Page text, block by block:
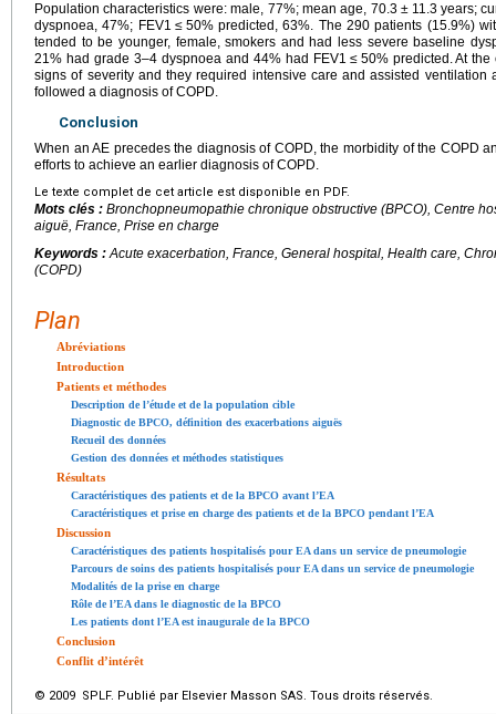
Population characteristics were: male, 77%; mean age, 70.3 ± 11.3 years;
dyspnoea, 47%; FEV1 ≤ 50% predicted, 63%. The 290 patients (15.9%)
tended to be younger, female, smokers and had less severe baseline
21% had grade 3–4 dyspnoea and 44% had FEV1 ≤ 50% predicted. At
signs of severity and they required intensive care and assisted ventilation
followed a diagnosis of COPD.
Conclusion
When an AE precedes the diagnosis of COPD, the morbidity of the COPD
efforts to achieve an earlier diagnosis of COPD.
Le texte complet de cet article est disponible en PDF.
Mots clés : Bronchopneumopathie chronique obstructive (BPCO), Centre
aiguë, France, Prise en charge
Keywords :Acute exacerbation, France, General hospital, Health care,
(COPD)
Plan
Abréviations
Introduction
Patients et méthodes
Description de l’étude et de la population cible
Diagnostic de BPCO, définition des exacerbations aiguës
Recueil des données
Gestion des données et méthodes statistiques
Résultats
Caractéristiques des patients et de la BPCO avant l’EA
Caractéristiques et prise en charge des patients et de la BPCO pendant l’EA
Discussion
Caractéristiques des patients hospitalisés pour EA dans un service de pneumologie
Parcours de soins des patients hospitalisés pour EA dans un service de pneumologie
Modalités de la prise en charge
Rôle de l’EA dans le diagnostic de la BPCO
Les patients dont l’EA est inaugurale de la BPCO
Conclusion
Conflit d’intérêt
© 2009 SPLF. Publié par Elsevier Masson SAS. Tous droits réservés.